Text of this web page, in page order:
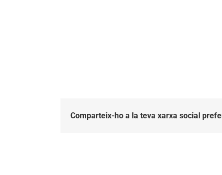
Comparteix-ho a la teva xarxa social